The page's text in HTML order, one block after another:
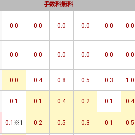
手数料無料
0.0 0.0 0.0 0.0 0.0 0.0
0.0 0.0 0.0 0.0 0.0 0.0
0.0 0.4 0.8 0.5 0.3 1.0
0.1 0.1 0.4 0.2 0.1 0.4
0.1 ※1 0.2 0.5 0.3 0.1 0.5